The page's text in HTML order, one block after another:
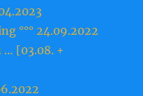
°°° 24.09.2022
… [03.08. +